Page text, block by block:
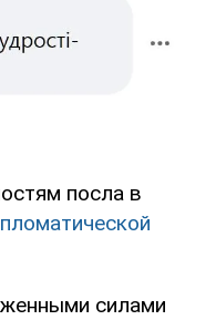
посла в
силами